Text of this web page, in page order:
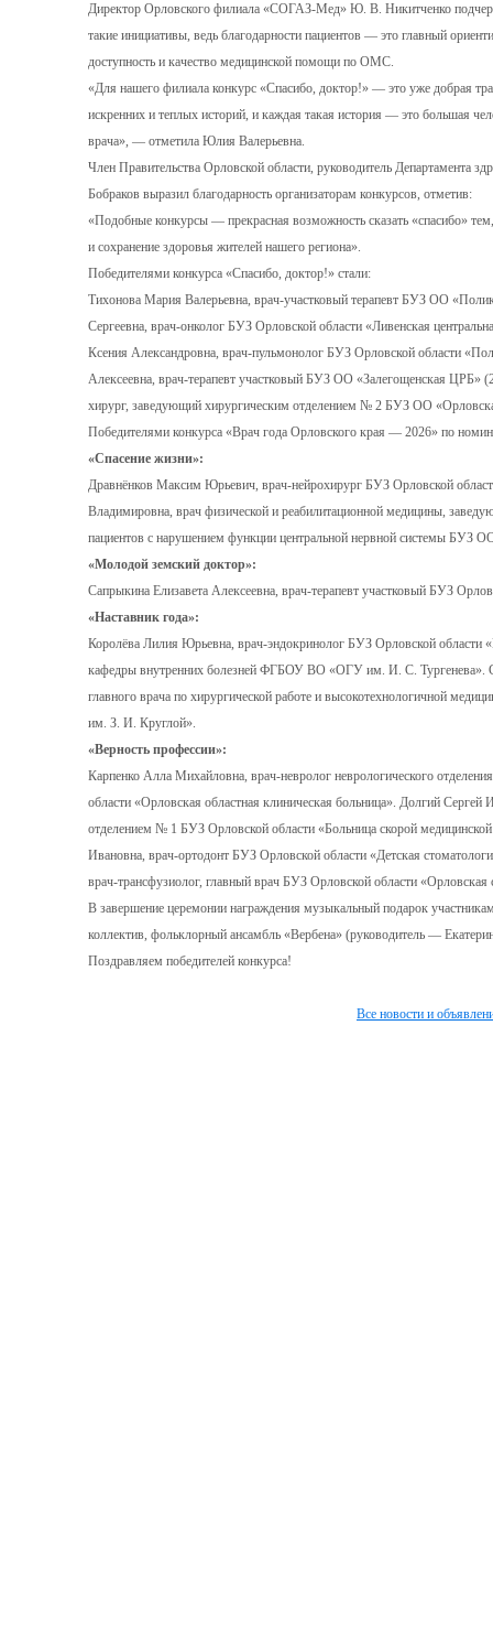
Директор Орловского филиала «СОГАЗ-Мед» Ю. В. Никитченко
такие инициативы, ведь благодарности пациентов — это главный
доступность и качество медицинской помощи по ОМС.
«Для нашего филиала конкурс «Спасибо, доктор!» — это уже добрая
искренних и теплых историй, и каждая такая история — это большая
врача», — отметила Юлия Валерьевна.
Член Правительства Орловской области, руководитель Департамента
Бобраков выразил благодарность организаторам конкурсов, отметив:
«Подобные конкурсы — прекрасная возможность сказать «спасибо»
и сохранение здоровья жителей нашего региона».
Победителями конкурса «Спасибо, доктор!» стали:
Тихонова Мария Валерьевна, врач-участковый терапевт БУЗ ОО
Сергеевна, врач-онколог БУЗ Орловской области «Ливенская
Ксения Александровна, врач-пульмонолог БУЗ Орловской области
Алексеевна, врач-терапевт участковый БУЗ ОО «Залегощенская ЦРБ»
хирург, заведующий хирургическим отделением № 2 БУЗ ОО
Победителями конкурса «Врач года Орловского края — 2026» по
«Спасение жизни»:
Дравнёнков Максим Юрьевич, врач-нейрохирург БУЗ Орловской
Владимировна, врач физической и реабилитационной медицины,
пациентов с нарушением функции центральной нервной системы БУЗ
«Молодой земский доктор»:
Сапрыкина Елизавета Алексеевна, врач-терапевт участковый БУЗ
«Наставник года»:
Королёва Лилия Юрьевна, врач-эндокринолог БУЗ Орловской области
кафедры внутренних болезней ФГБОУ ВО «ОГУ им. И. С. Тургенева».
главного врача по хирургической работе и высокотехнологичной
им. З. И. Круглой».
«Верность профессии»:
Карпенко Алла Михайловна, врач-невролог неврологического
области «Орловская областная клиническая больница». Долгий
отделением № 1 БУЗ Орловской области «Больница скорой
Ивановна, врач-ортодонт БУЗ Орловской области «Детская
врач-трансфузиолог, главный врач БУЗ Орловской области «Орловская
В завершение церемонии награждения музыкальный подарок
коллектив, фольклорный ансамбль «Вербена» (руководитель —
Поздравляем победителей конкурса!
Все новости и